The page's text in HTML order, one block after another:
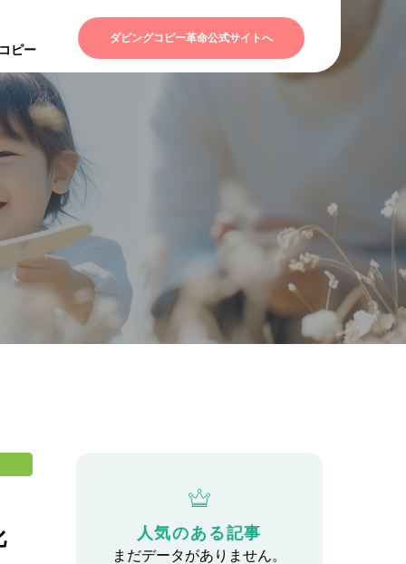
ダビングコピー革命公式サイトへ
ピー
人気のある記事
まだデータがありません。